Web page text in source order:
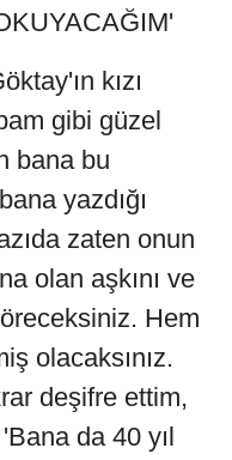
kızı
gibi güzel
bana bu
yazdığı
zaten onun
olan aşkını ve
Hem
olacaksınız.
deşifre ettim,
da 40 yıl